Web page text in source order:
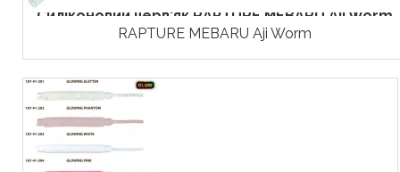
Силіконовий черв'як RAPTURE MEBARU Aji Worm
RAPTURE MEBARU Aji Worm